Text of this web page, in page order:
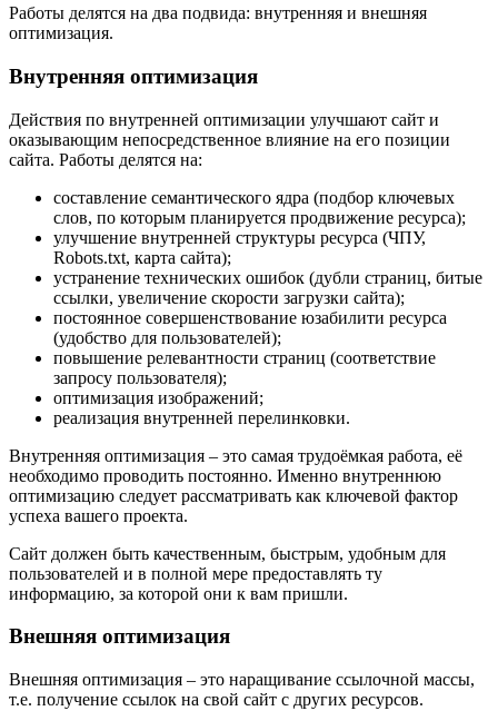
Работы делятся на два подвида: внутренняя и внешняя
оптимизация.
Внутренняя оптимизация
Действия по внутренней оптимизации улучшают сайт и
оказывающим непосредственное влияние на его позиции
сайта. Работы делятся на:
составление семантического ядра (подбор ключевых
слов, по которым планируется продвижение ресурса);
улучшение внутренней структуры ресурса (ЧПУ,
Robots.txt, карта сайта);
устранение технических ошибок (дубли страниц, битые
ссылки, увеличение скорости загрузки сайта);
постоянное совершенствование юзабилити ресурса
(удобство для пользователей);
повышение релевантности страниц (соответствие
запросу пользователя);
оптимизация изображений;
реализация внутренней перелинковки.
Внутренняя оптимизация – это самая трудоёмкая работа, её
необходимо проводить постоянно. Именно внутреннюю
оптимизацию следует рассматривать как ключевой фактор
успеха вашего проекта.
Сайт должен быть качественным, быстрым, удобным для
пользователей и в полной мере предоставлять ту
информацию, за которой они к вам пришли.
Внешняя оптимизация
Внешняя оптимизация – это наращивание ссылочной массы,
т.е. получение ссылок на свой сайт с других ресурсов.